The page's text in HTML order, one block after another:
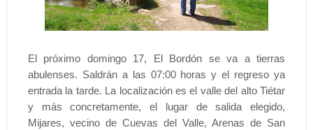
El próximo domingo 17, El Bordón se va a tierras
abulenses. Saldrán a las 07:00 horas y el regreso ya
entrada la tarde. La localización es el valle del alto Tiétar
y más concretamente, el lugar de salida elegido,
Mijares, vecino de Cuevas del Valle, Arenas de San